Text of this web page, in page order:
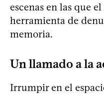
escenas en las que
herramienta de
memoria.
Un llamado a la
Irrumpir en el